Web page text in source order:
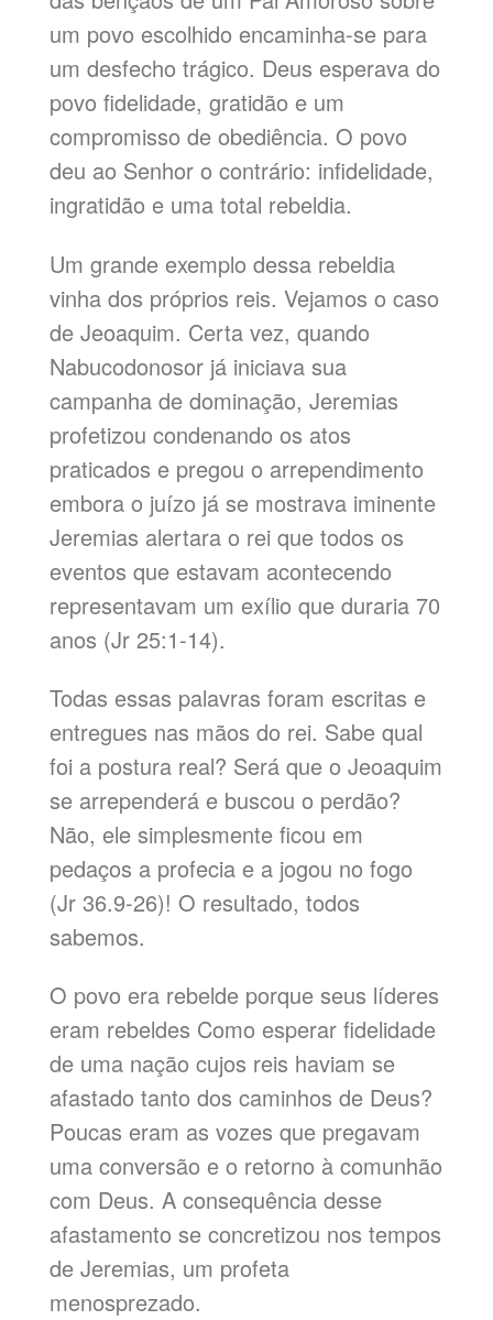
um povo escolhido encaminha-se para
um desfecho trágico. Deus esperava do
povo fidelidade, gratidão e um
compromisso de obediência. O povo
deu ao Senhor o contrário: infidelidade,
ingratidão e uma total rebeldia.
Um grande exemplo dessa rebeldia
vinha dos próprios reis. Vejamos o caso
de Jeoaquim. Certa vez, quando
Nabucodonosor já iniciava sua
campanha de dominação, Jeremias
profetizou condenando os atos
praticados e pregou o arrependimento
embora o juízo já se mostrava iminente
Jeremias alertara o rei que todos os
eventos que estavam acontecendo
representavam um exílio que duraria 70
anos (Jr 25:1-14).
Todas essas palavras foram escritas e
entregues nas mãos do rei. Sabe qual
foi a postura real? Será que o Jeoaquim
se arrependerá e buscou o perdão?
Não, ele simplesmente ficou em
pedaços a profecia e a jogou no fogo
(Jr 36.9-26)! O resultado, todos
sabemos.
O povo era rebelde porque seus líderes
eram rebeldes Como esperar fidelidade
de uma nação cujos reis haviam se
afastado tanto dos caminhos de Deus?
Poucas eram as vozes que pregavam
uma conversão e o retorno à comunhão
com Deus. A consequência desse
afastamento se concretizou nos tempos
de Jeremias, um profeta
menosprezado.